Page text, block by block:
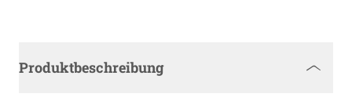
Produktbeschreibung